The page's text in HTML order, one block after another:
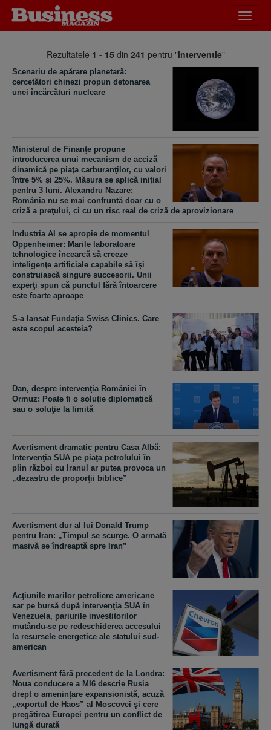
meniu
Rezultatele 1 - 15 din 241 pentru "interventie"
Scenariu de apărare planetară:
cercetători chinezi propun detonarea
unei încărcături nucleare
Ministerul de Finanţe propune
introducerea unui mecanism de acciză
dinamică pe piaţa carburanţilor, cu valori
între 5% şi 25%. Măsura se aplică iniţial
pentru 3 luni. Alexandru Nazare:
România nu se mai confruntă doar cu o
criză a preţului, ci cu un risc real de criză de aprovizionare
Industria AI se apropie de momentul
Oppenheimer: Marile laboratoare
tehnologice încearcă să creeze
inteligenţe artificiale capabile să îşi
construiască singure succesorii. Unii
experţi spun că punctul fără întoarcere
este foarte aproape
S-a lansat Fundaţia Swiss Clinics. Care
este scopul acesteia?
Dan, despre intervenţia României în
Ormuz: Poate fi o soluţie diplomatică
sau o soluţie la limită
Avertisment dramatic pentru Casa Albă:
Intervenţia SUA pe piaţa petrolului în
plin război cu Iranul ar putea provoca un
„dezastru de proporţii biblice”
Avertisment dur al lui Donald Trump
pentru Iran: „Timpul se scurge. O armată
masivă se îndreaptă spre Iran”
Acţiunile marilor petroliere americane
sar pe bursă după intervenţia SUA în
Venezuela, pariurile investitorilor
mutându-se pe redeschiderea accesului
la resursele energetice ale statului sud-
american
Avertisment fără precedent de la Londra:
Noua conducere a MI6 descrie Rusia
drept o ameninţare expansionistă, acuză
„exportul de Haos” al Moscovei şi cere
pregătirea Europei pentru un conflict de
lungă durată